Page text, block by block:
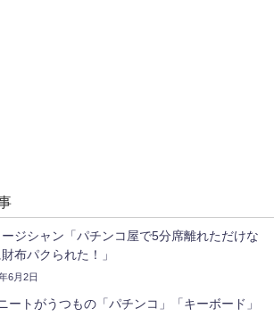
ージシャン「パチンコ屋で5分席離れただけな
布パクられた！」
6月2日
ートがうつもの「パチンコ」「キーボード」